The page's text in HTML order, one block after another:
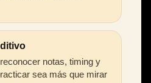
notas, timing y
sea más que mirar